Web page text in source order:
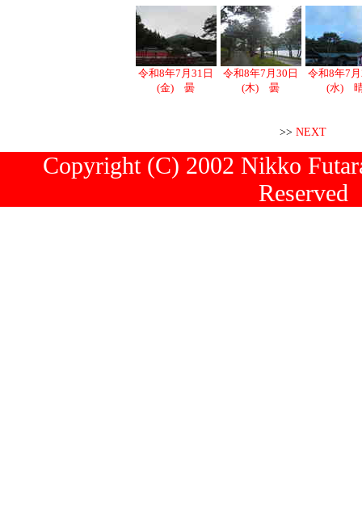
令和8年7月31日
(金) 曇
令和8年7月30日
(木) 曇
令和8年7
(水)
>> NEXT
Copyright (C) 2002 Nikko
Reserved